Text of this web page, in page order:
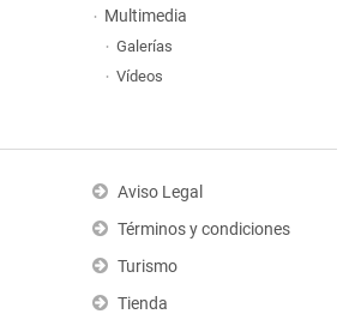
Multimedia
Galerías
Vídeos
Aviso Legal
Términos y condiciones
Turismo
Tienda